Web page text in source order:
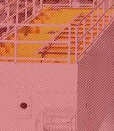
行业资讯
养护知识